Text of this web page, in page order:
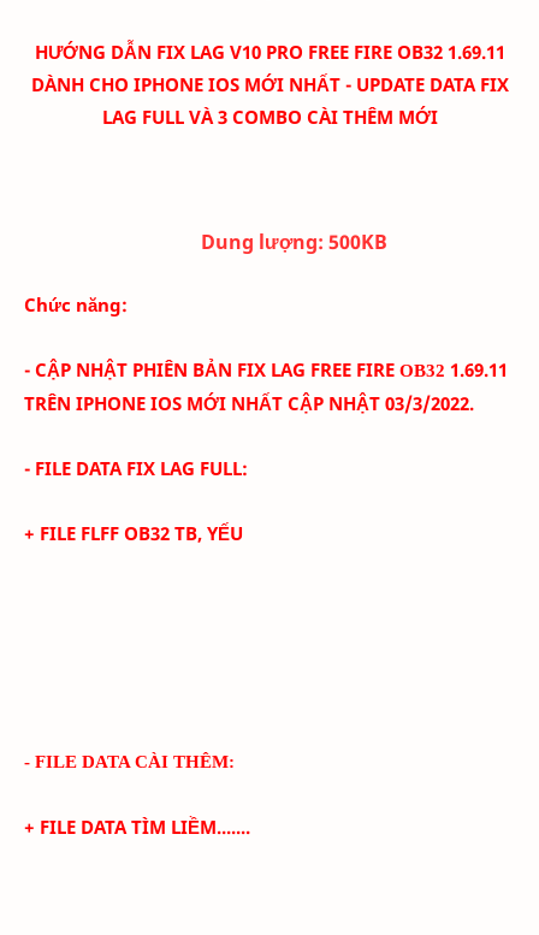
HƯỚNG DẪN FIX LAG V10 PRO FREE FIRE OB32 1.69.11
DÀNH CHO IPHONE IOS MỚI NHẤT - UPDATE DATA FIX
LAG FULL VÀ 3 COMBO CÀI THÊM MỚI
Dung lượng: 500KB
Chức năng:
- CẬP NHẬT PHIÊN BẢN FIX LAG FREE FIRE OB32 1.69.11
TRÊN IPHONE IOS MỚI NHẤT CẬP NHẬT 03/3/2022.
- FILE DATA FIX LAG FULL:
+ FILE FLFF OB32 TB, YẾU
- FILE DATA CÀI THÊM:
+ FILE DATA TÌM LIỀM.......